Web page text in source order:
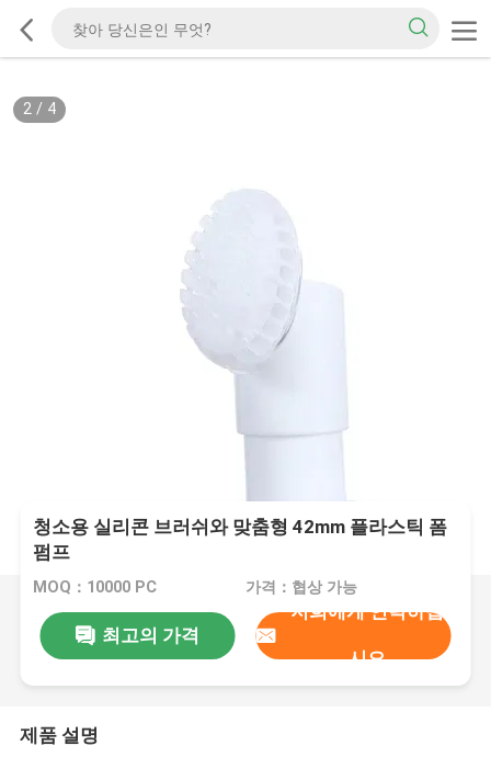
2/ 4
청소용 실리콘 브러쉬와 맞춤형 42mm 플라스틱 폼
펌프
MOQ：10000 PC 가격：협상 가능
최고의 가격
저희에게 연락하십
시오
제품 설명